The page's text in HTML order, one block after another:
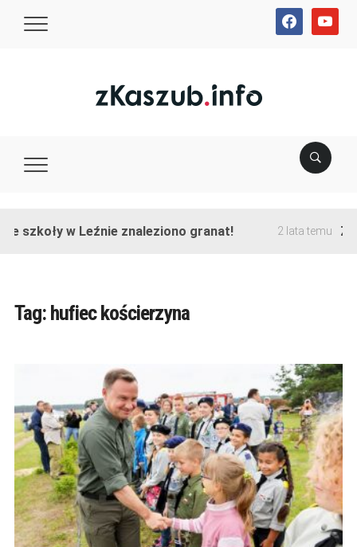
facebookyoutube
szkoły w Leźnie znaleziono granat! 2 lata temu
Tag: hufiec kościerzyna